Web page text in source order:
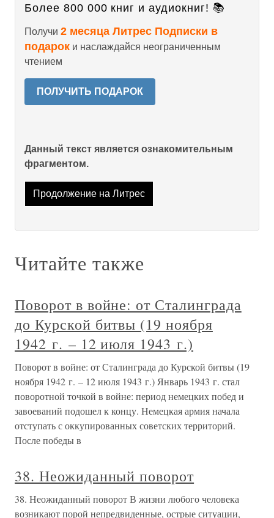
Более 800 000 книг и аудиокниг! 📚
Получи 2 месяца Литрес Подписки в
подарок и наслаждайся неограниченным
чтением
ПОЛУЧИТЬ ПОДАРОК
Данный текст является ознакомительным
фрагментом.
Продолжение на Литрес
Читайте также
Поворот в войне: от Сталинграда
до Курской битвы (19 ноября
1942 г. – 12 июля 1943 г.)
Поворот в войне: от Сталинграда до Курской битвы (19
ноября 1942 г. – 12 июля 1943 г.) Январь 1943 г. стал
поворотной точкой в войне: период немецких побед и
завоеваний подошел к концу. Немецкая армия начала
отступать с оккупированных советских территорий.
После победы в
38. Неожиданный поворот
38. Неожиданный поворот В жизни любого человека
возникают порой непредвиденные, острые ситуации,